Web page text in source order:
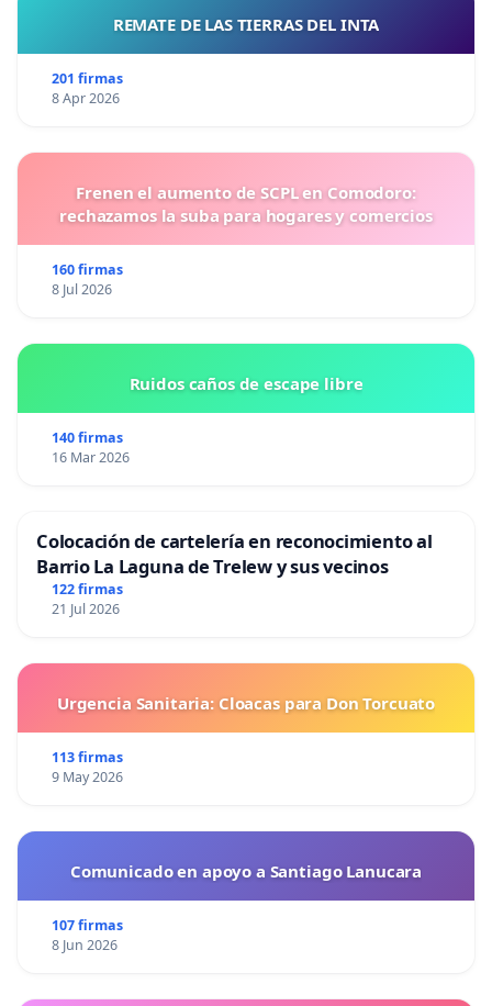
REMATE DE LAS TIERRAS DEL INTA
201 firmas
8 Apr 2026
Frenen el aumento de SCPL en Comodoro:
rechazamos la suba para hogares y comercios
160 firmas
8 Jul 2026
Ruidos caños de escape libre
140 firmas
16 Mar 2026
Colocación de cartelería en reconocimiento al
Barrio La Laguna de Trelew y sus vecinos
122 firmas
21 Jul 2026
Urgencia Sanitaria: Cloacas para Don Torcuato
113 firmas
9 May 2026
Comunicado en apoyo a Santiago Lanucara
107 firmas
8 Jun 2026